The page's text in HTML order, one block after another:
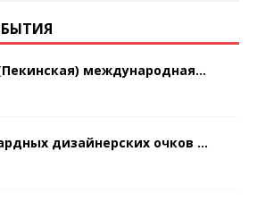
международная...
дизайнерских очков ...